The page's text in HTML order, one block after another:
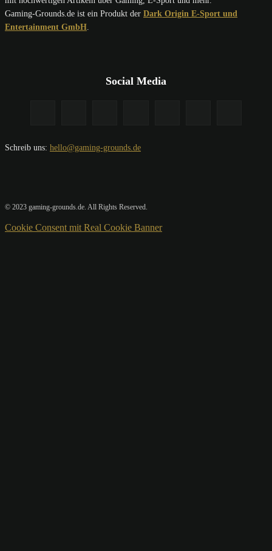
Gaming-Grounds.de ist ein Produkt der Dark Origin E-Sport und
Entertainment GmbH
Social Media
Schreib uns: hello@gaming-grounds.de
© 2023 gaming-grounds.de. All Rights Reserved.
Cookie Consent mit Real Cookie Banner